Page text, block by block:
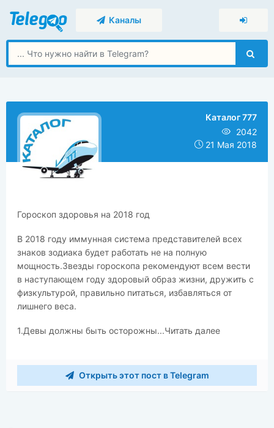
Каналы
Каталог 777
2042
21 Мая 2018
​​Гороскоп здоровья на 2018 год
В 2018 году иммунная система представителей всех
знаков зодиака будет работать не на полную
мощность.Звезды гороскопа рекомендуют всем вести
в наступающем году здоровый образ жизни, дружить с
физкультурой, правильно питаться, избавляться от
лишнего веса.
1.Девы должны быть осторожны...Читать далее
Открыть этот пост в Telegram